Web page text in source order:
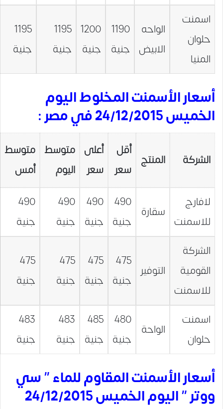
اسمنت
حلوان
المنيا
الواحه
الابيض
1190
جنية
1200
جنية
1195
جنية
1195
جنية
أسعار الأسمنت المخلوط اليوم
الخميس 24/12/2015 في مصر :
الشركة المنتج
أقل
سعر
أعلى
سعر
متوسط
اليوم
متوسط
أمس
لافارج
للاسمنت
سقارة
490
جنية
490
جنية
490
جنية
490
جنية
الشركة
القومية
للاسمنت
التوفير
475
جنية
475
جنية
475
جنية
475
جنية
اسمنت
حلوان
الواحة
480
جنية
485
جنية
483
جنية
483
جنية
أسعار الأسمنت المقاوم للماء ” سي
ووتر ” اليوم الخميس 24/12/2015